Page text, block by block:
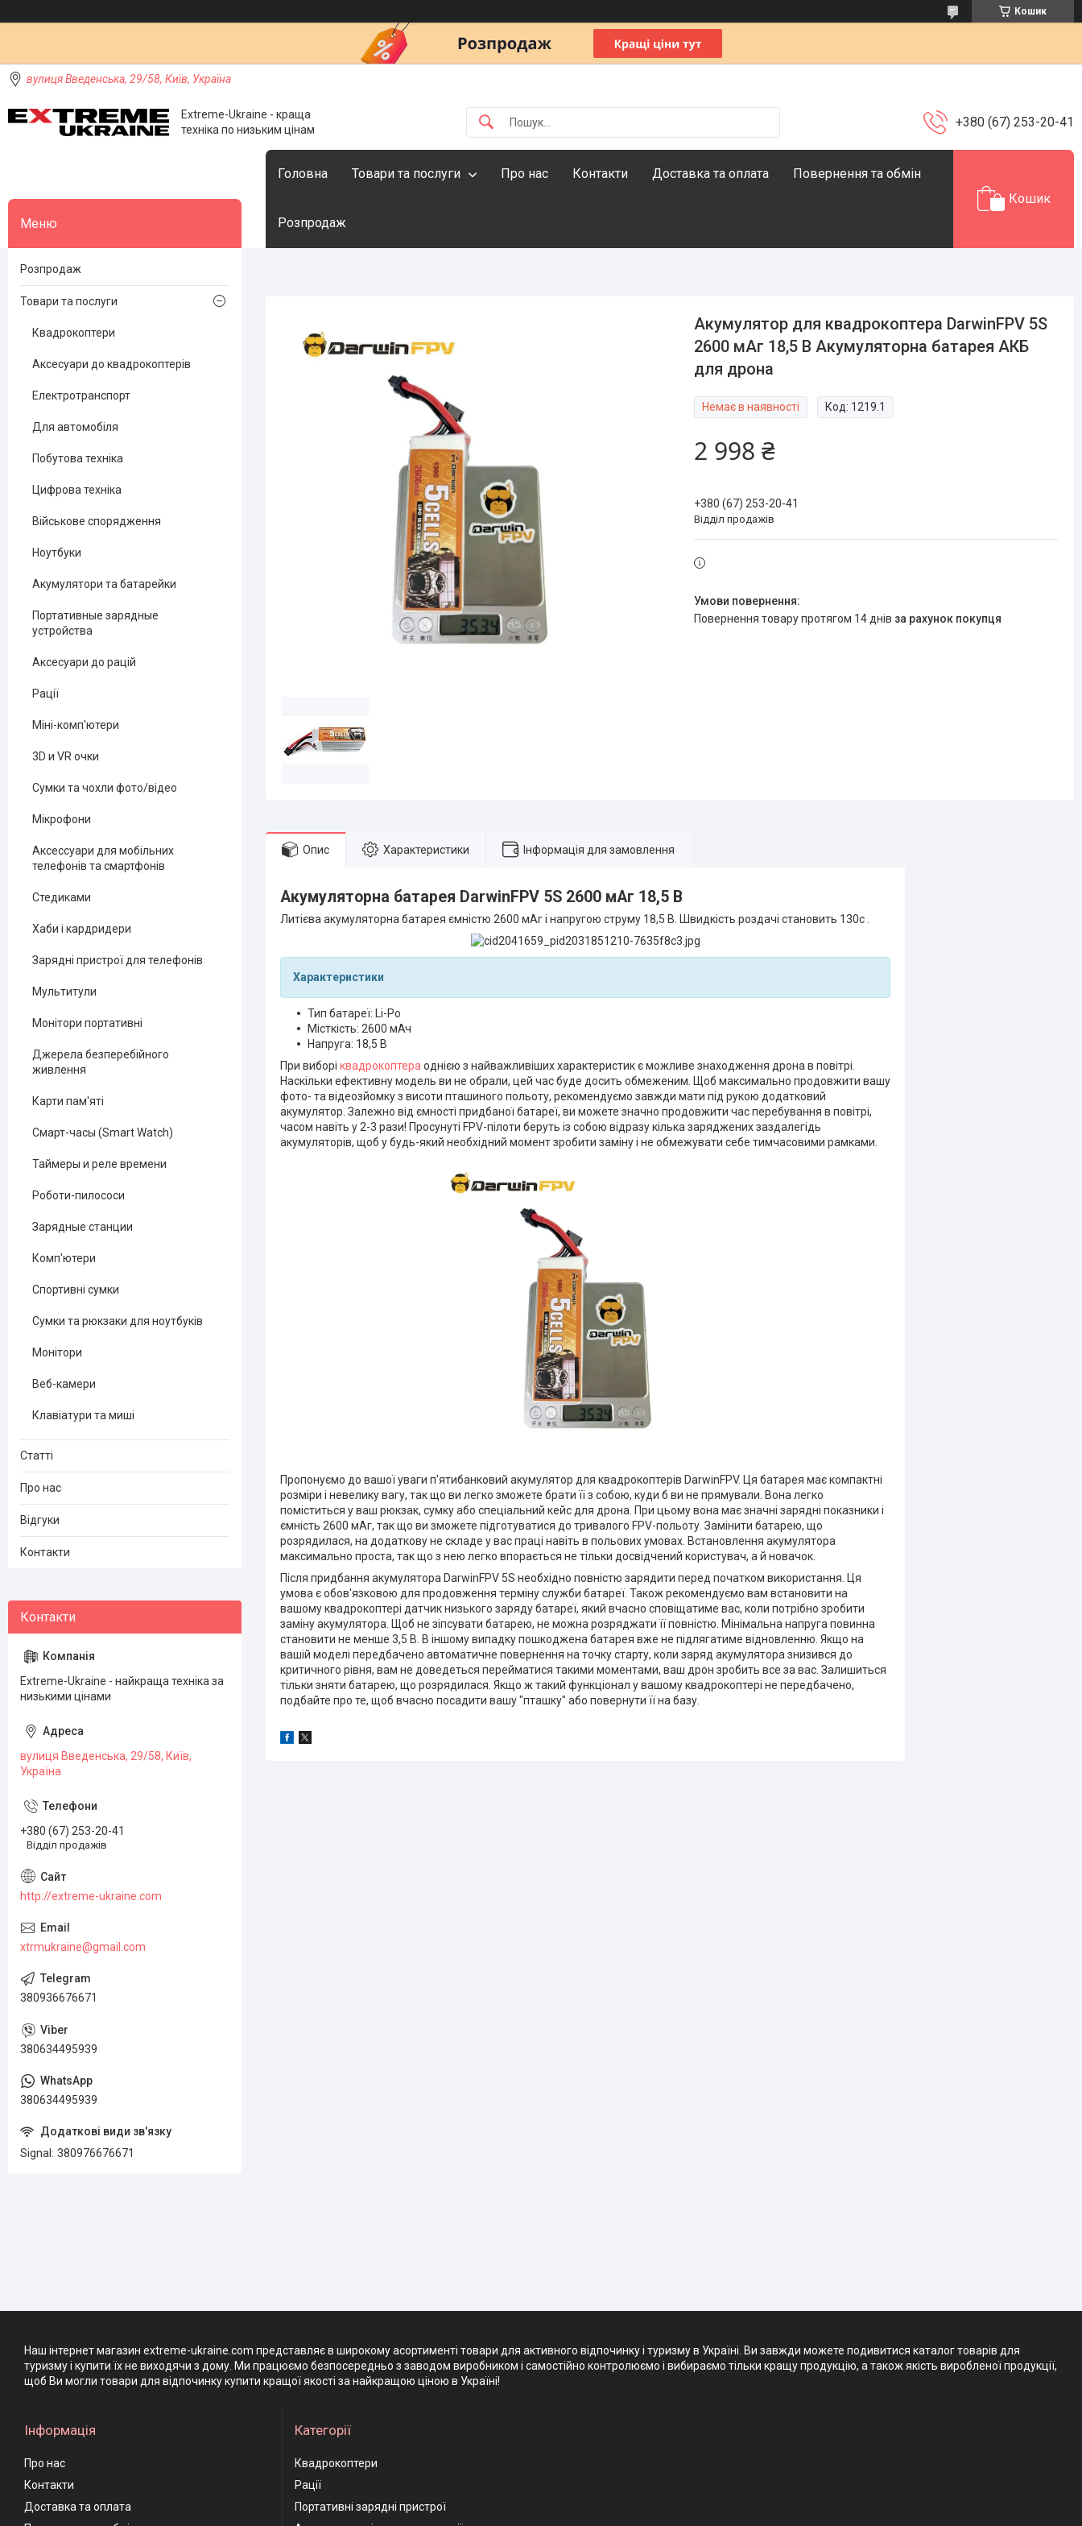
Кошик
вулиця Введенська, 29/58, Київ, Україна
Extreme-Ukraine - краща
техніка по низьким цінам
+380 (67) 253-20-41
Головна Товари та послуги Про нас Контакти Доставка та оплата Повернення та обмін
Розпродаж
Кошик
Акумулятор для квадрокоптера DarwinFPV 5S
2600 мАг 18,5 В Акумуляторна батарея АКБ
для дрона
Немає в наявності Код: 1219.1
2 998 ₴
+380 (67) 253-20-41
Відділ продажів
повернення товару протягом 14 днів за рахунок покупця
Опис Характеристики Інформація для замовлення
Акумуляторна батарея DarwinFPV 5S 2600 мАг 18,5 В
Литієва акумуляторна батарея ємністю 2600 мАг і напругою струму 18,5 В. Швидкість роздачі становить 130с .
Характеристики
Тип батареї: Li-Po
Місткість: 2600 мАч
Напруга: 18,5 В
При виборі квадрокоптера однією з найважливіших характеристик є можливе знаходження дрона в повітрі.
Наскільки ефективну модель ви не обрали, цей час буде досить обмеженим. Щоб максимально продовжити вашу
фото- та відеозйомку з висоти пташиного польоту, рекомендуємо завжди мати під рукою додатковий
акумулятор. Залежно від ємності придбаної батареї, ви можете значно продовжити час перебування в повітрі,
часом навіть у 2-3 рази! Просунуті FPV-пілоти беруть із собою відразу кілька заряджених заздалегідь
акумуляторів, щоб у будь-який необхідний момент зробити заміну і не обмежувати себе тимчасовими рамками.
Пропонуємо до вашої уваги п'ятибанковий акумулятор для квадрокоптерів DarwinFPV. Ця батарея має компактні
розміри і невелику вагу, так що ви легко зможете брати її з собою, куди б ви не прямували. Вона легко
поміститься у ваш рюкзак, сумку або спеціальний кейс для дрона. При цьому вона має значні зарядні показники і
ємність 2600 мАг, так що ви зможете підготуватися до тривалого FPV-польоту. Замінити батарею, що
розрядилася, на додаткову не складе у вас праці навіть в польових умовах. Встановлення акумулятора
максимально проста, так що з нею легко впорається не тільки досвідчений користувач, а й новачок.
Після придбання акумулятора DarwinFPV 5S необхідно повністю зарядити перед початком використання. Ця
умова є обов'язковою для продовження терміну служби батареї. Також рекомендуємо вам встановити на
вашому квадрокоптері датчик низького заряду батареї, який вчасно сповіщатиме вас, коли потрібно зробити
заміну акумулятора. Щоб не зіпсувати батарею, не можна розряджати її повністю. Мінімальна напруга повинна
становити не менше 3,5 В. В іншому випадку пошкоджена батарея вже не підлягатиме відновленню. Якщо на
вашій моделі передбачено автоматичне повернення на точку старту, коли заряд акумулятора знизився до
критичного рівня, вам не доведеться перейматися такими моментами, ваш дрон зробить все за вас. Залишиться
тільки зняти батарею, що розрядилася. Якщо ж такий функціонал у вашому квадрокоптері не передбачено,
подбайте про те, щоб вчасно посадити вашу "пташку" або повернути її на базу.
Розпродаж
Товари та послуги
Квадрокоптери
Аксесуари до квадрокоптерів
Електротранспорт
Для автомобіля
Побутова техніка
Цифрова техніка
Військове спорядження
Ноутбуки
Акумулятори та батарейки
Портативные зарядные
устройства
Аксесуари до рацій
Рації
Міні-комп'ютери
3D и VR очки
Сумки та чохли фото/відео
Мікрофони
Аксессуари для мобільних
телефонів та смартфонів
Стедиками
Хаби і кардридери
Зарядні пристрої для телефонів
Мультитули
Монітори портативні
Джерела безперебійного
живлення
Карти пам'яті
Смарт-часы (Smart Watch)
Таймеры и реле времени
Роботи-пилососи
Зарядные станции
Комп'ютери
Спортивні сумки
Сумки та рюкзаки для ноутбуків
Монітори
Веб-камери
Клавіатури та миші
Статті
Про нас
Відгуки
Контакти
Extreme-Ukraine - найкраща техніка за
низькими цінами
вулиця Введенська, 29/58, Київ,
Україна
+380 (67) 253-20-41
Відділ продажів
http://extreme-ukraine.com
xtrmukraine@gmail.com
380936676671
380634495939
380634495939
Signal 380976676671
Наш інтернет магазин extreme-ukraine.com представляє в широкому асортименті товари для активного відпочинку і туризму в Україні. Ви завжди можете подивитися каталог товарів для
туризму і купити їх не виходячи з дому. Ми працюємо безпосередньо з заводом виробником і самостійно контролюємо і вибираємо тільки кращу продукцію, а також якість виробленої продукції,
щоб Ви могли товари для відпочинку купити кращої якості за найкращою ціною в Україні!
Інформація
Про нас
Контакти
Доставка та оплата
Категорії
Квадрокоптери
Рації
Портативні зарядні пристрої